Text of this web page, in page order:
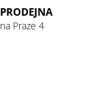
PRODEJNA
na Praze 4